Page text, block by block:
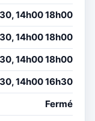
14h00 18h00
14h00 18h00
14h00 18h00
14h00 16h30
Fermé